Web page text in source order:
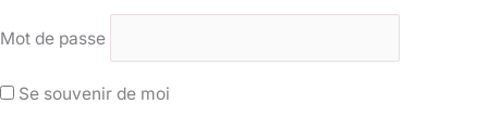
Mot de passe
Se souvenir de moi